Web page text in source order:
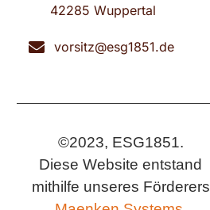
42285 Wuppertal
vorsitz@esg1851.de
©2023, ESG1851.
Diese Website entstand
mithilfe unseres Förderers